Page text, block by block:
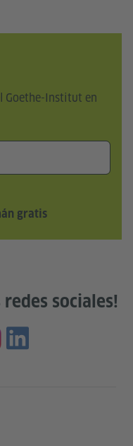
Goethe-Institut en
gratis
redes sociales!